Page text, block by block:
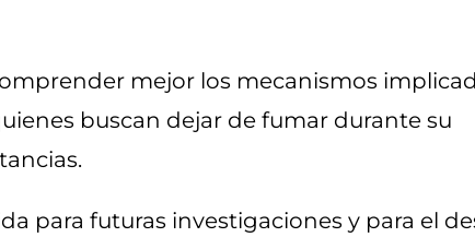
mejor los mecanismos
buscan dejar de fumar durante su
para futuras investigaciones y para el